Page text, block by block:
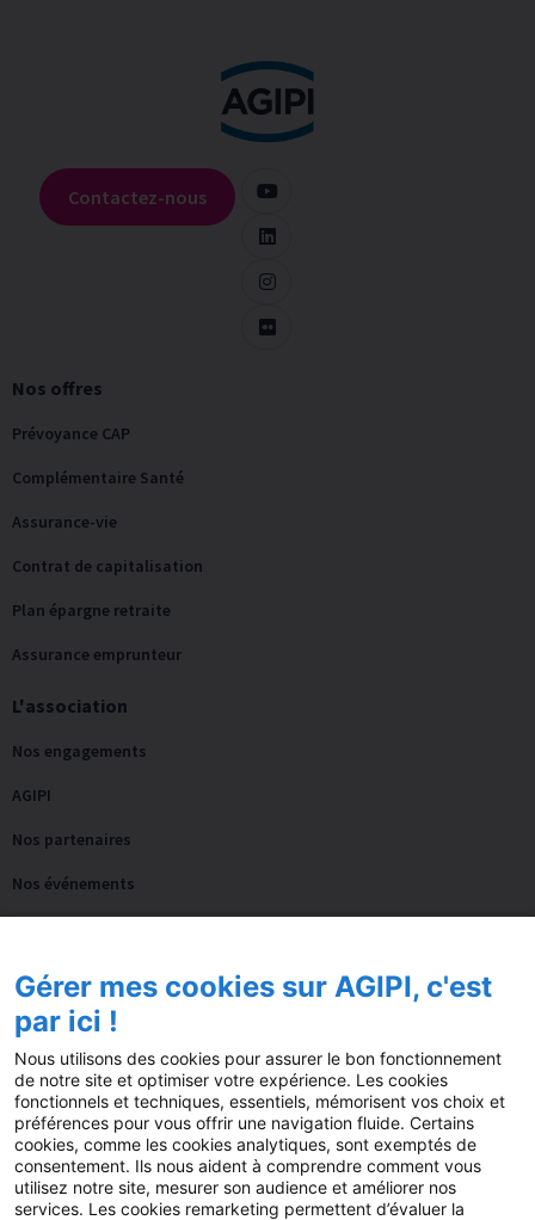
Nos offres
Prévoyance CAP
Complémentaire Santé
Assurance-vie
Contrat de capitalisation
Plan épargne retraite
Assurance emprunteur
L'association
Nos engagements
AGIPI
Nos partenaires
Nos événements
Actualités
Blog
Guides
Fil AGIPI
L’actu pro de la semaine
Contactez-nous
Gérer mes cookies sur AGIPI, c'est
par ici !
Nous utilisons des cookies pour assurer le bon fonctionnement
de notre site et optimiser votre expérience. Les cookies
fonctionnels et techniques, essentiels, mémorisent vos choix et
préférences pour vous offrir une navigation fluide. Certains
cookies, comme les cookies analytiques, sont exemptés de
consentement. Ils nous aident à comprendre comment vous
utilisez notre site, mesurer son audience et améliorer nos
services. Les cookies remarketing permettent d’évaluer la